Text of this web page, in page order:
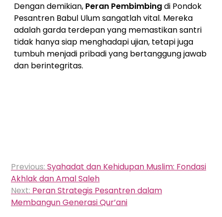
Dengan demikian, Peran Pembimbingdi Pondok
Pesantren Babul Ulum sangatlah vital. Mereka
adalah garda terdepan yang memastikan santri
tidak hanya siap menghadapi ujian, tetapi juga
tumbuh menjadi pribadi yang bertanggung jawab
dan berintegritas.
Navigasi
pos
Previous: Syahadat dan Kehidupan Muslim: Fondasi
Akhlak dan Amal Saleh
Next: Peran Strategis Pesantren dalam
Membangun Generasi Qur’ani